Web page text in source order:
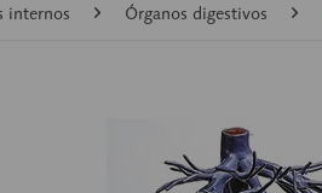
internos Órganos digestivos